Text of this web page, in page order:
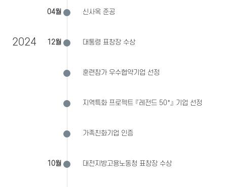
04월 신사옥 준공
2024 12월 대통령 표창장 수상
훈련참가 우수협약기업 선정
지역특화 프로젝트 『레전드 50⁺』 기업 선정
가족친화기업 인증
10월 대전지방고용노동청 표창장 수상